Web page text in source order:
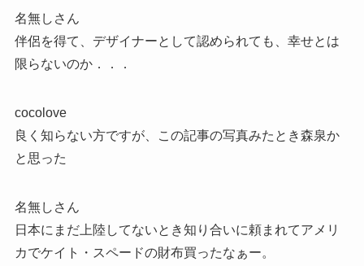
名無しさん
伴侶を得て、デザイナーとして認められても、幸せとは
限らないのか．．．
cocolove
良く知らない方ですが、この記事の写真みたとき森泉か
と思った
名無しさん
日本にまだ上陸してないとき知り合いに頼まれてアメリ
カでケイト・スペードの財布買ったなぁー。